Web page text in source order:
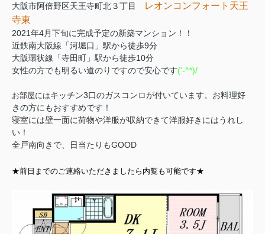
大阪市阿倍野区天王寺町北３丁目
レオンコンフォート天王
寺東
2021年4月下旬に完成予定の新築マンション！！
近鉄南大阪線「河堀口」駅から徒歩9分
大阪環状線「寺田町」駅から徒歩10分
女性の方でも明るい道のりですので安心です('-^*)/
お部屋にはキッチン3口のガスコンロが付いています。お料理好
きの方にもおすすめです！
寝室には壁一面に荷物や洋服が収納できて洋服好きにはうれし
い！
全戸南向きで、日当たりもGOOD
★前日までのご連絡いただきましたら内覧も可能です★